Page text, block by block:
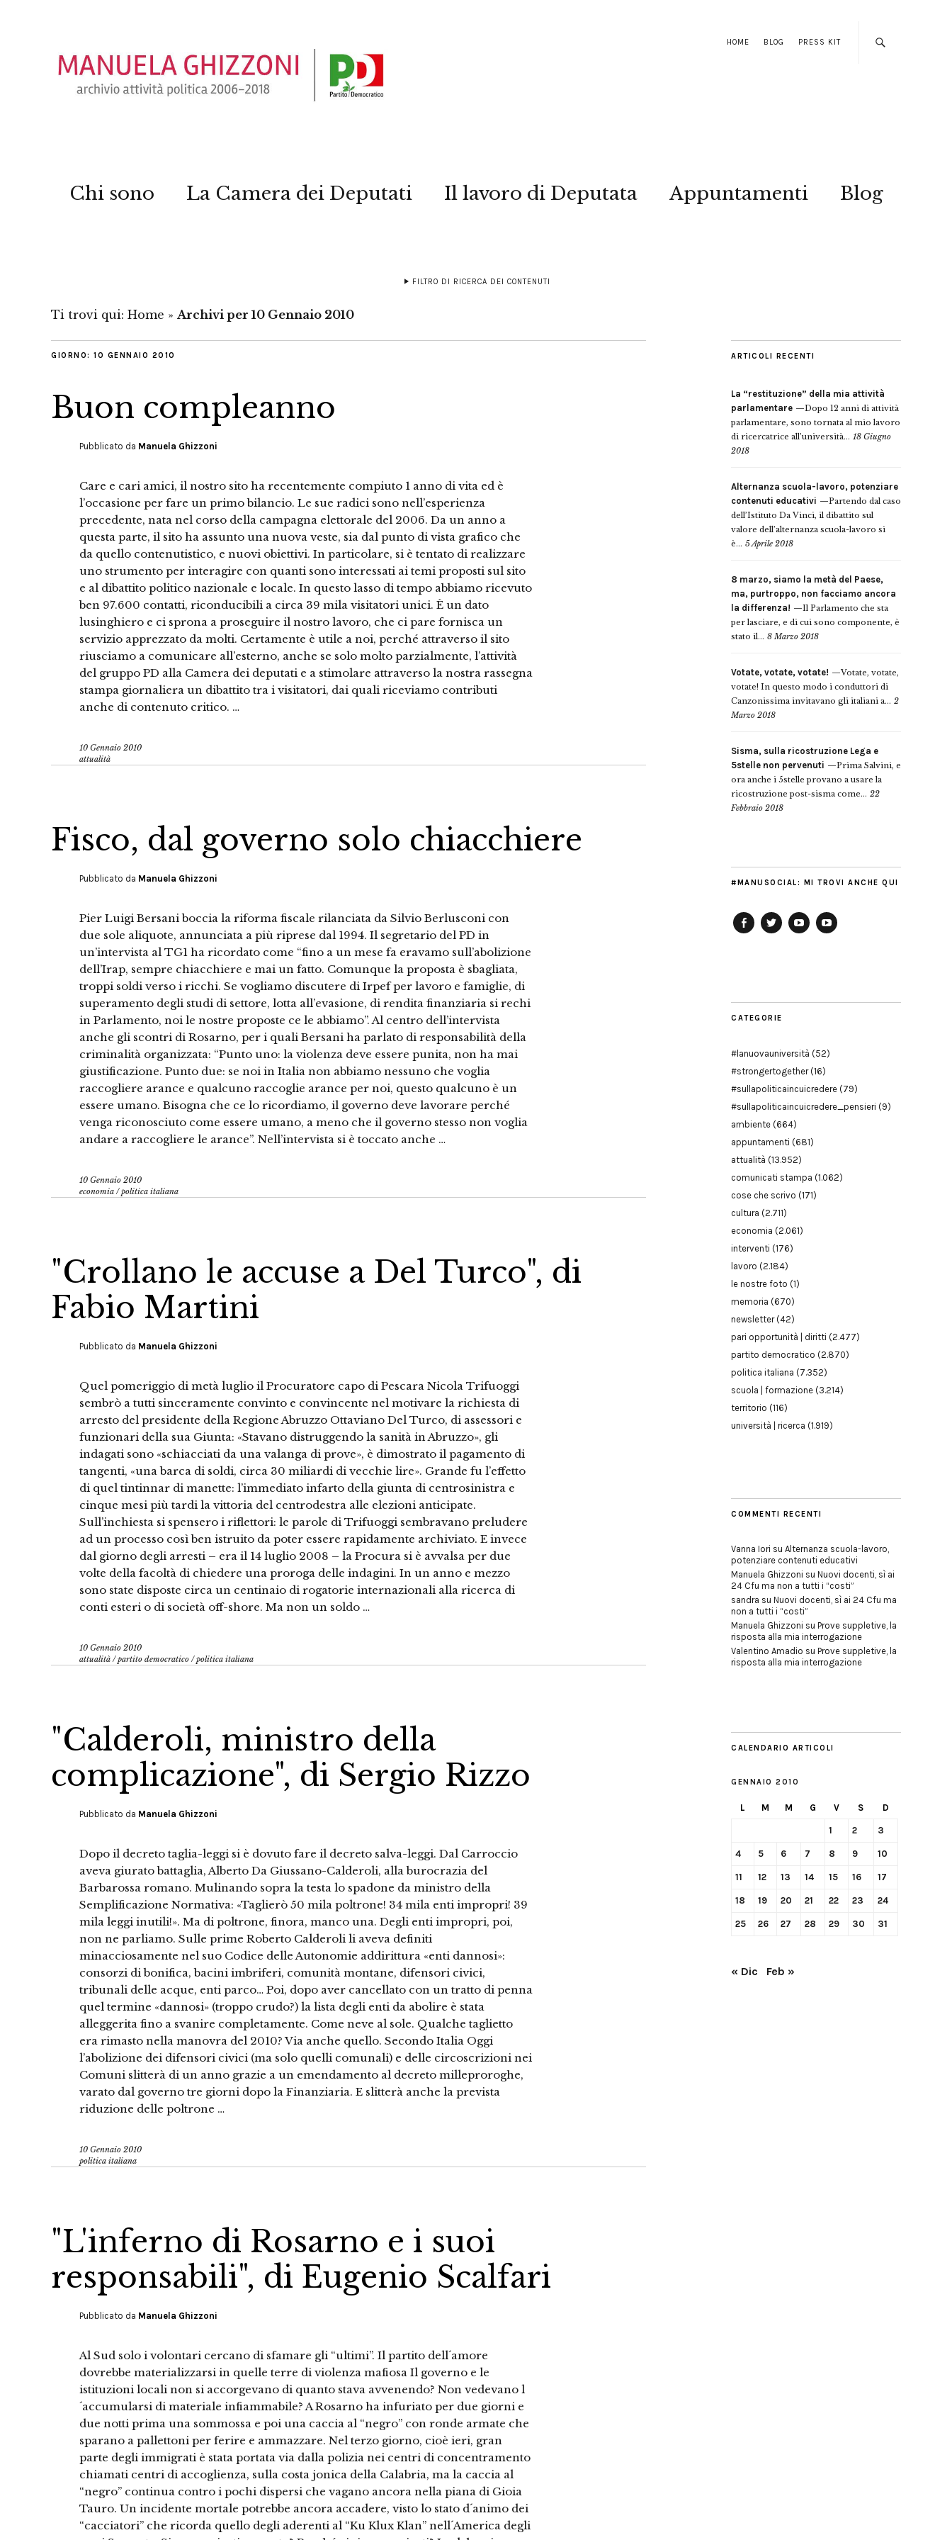
HOME BLOG PRESS KIT
Chi sono La Camera dei Deputati Il lavoro di Deputata Appuntamenti Blog
FILTRO DI RICERCA DEI CONTENUTI
Ti trovi qui: Home » Archivi per 10 Gennaio 2010
GIORNO: 10 GENNAIO 2010
Buon compleanno
Pubblicato da Manuela Ghizzoni
Care e cari amici, il nostro sito ha recentemente compiuto 1 anno di vita ed è
l’occasione per fare un primo bilancio. Le sue radici sono nell’esperienza
precedente, nata nel corso della campagna elettorale del 2006. Da un anno a
questa parte, il sito ha assunto una nuova veste, sia dal punto di vista grafico che
da quello contenutistico, e nuovi obiettivi. In particolare, si è tentato di realizzare
uno strumento per interagire con quanti sono interessati ai temi proposti sul sito
e al dibattito politico nazionale e locale. In questo lasso di tempo abbiamo ricevuto
ben 97.600 contatti, riconducibili a circa 39 mila visitatori unici. È un dato
lusinghiero e ci sprona a proseguire il nostro lavoro, che ci pare fornisca un
servizio apprezzato da molti. Certamente è utile a noi, perché attraverso il sito
riusciamo a comunicare all’esterno, anche se solo molto parzialmente, l’attività
del gruppo PD alla Camera dei deputati e a stimolare attraverso la nostra rassegna
stampa giornaliera un dibattito tra i visitatori, dai quali riceviamo contributi
anche di contenuto critico. …
10 Gennaio 2010
attualità
Fisco, dal governo solo chiacchiere
Pubblicato da Manuela Ghizzoni
Pier Luigi Bersani boccia la riforma fiscale rilanciata da Silvio Berlusconi con
due sole aliquote, annunciata a più riprese dal 1994. Il segretario del PD in
un’intervista al TG1 ha ricordato come “fino a un mese fa eravamo sull’abolizione
dell’Irap, sempre chiacchiere e mai un fatto. Comunque la proposta è sbagliata,
troppi soldi verso i ricchi. Se vogliamo discutere di Irpef per lavoro e famiglie, di
superamento degli studi di settore, lotta all’evasione, di rendita finanziaria si rechi
in Parlamento, noi le nostre proposte ce le abbiamo”. Al centro dell’intervista
anche gli scontri di Rosarno, per i quali Bersani ha parlato di responsabilità della
criminalità organizzata: “Punto uno: la violenza deve essere punita, non ha mai
giustificazione. Punto due: se noi in Italia non abbiamo nessuno che voglia
raccogliere arance e qualcuno raccoglie arance per noi, questo qualcuno è un
essere umano. Bisogna che ce lo ricordiamo, il governo deve lavorare perché
venga riconosciuto come essere umano, a meno che il governo stesso non voglia
andare a raccogliere le arance”. Nell’intervista si è toccato anche …
10 Gennaio 2010
economia /politica italiana
"Crollano le accuse a Del Turco", di
Fabio Martini
Pubblicato da Manuela Ghizzoni
Quel pomeriggio di metà luglio il Procuratore capo di Pescara Nicola Trifuoggi
sembrò a tutti sinceramente convinto e convincente nel motivare la richiesta di
arresto del presidente della Regione Abruzzo Ottaviano Del Turco, di assessori e
funzionari della sua Giunta: «Stavano distruggendo la sanità in Abruzzo», gli
indagati sono «schiacciati da una valanga di prove», è dimostrato il pagamento di
tangenti, «una barca di soldi, circa 30 miliardi di vecchie lire». Grande fu l’effetto
di quel tintinnar di manette: l’immediato infarto della giunta di centrosinistra e
cinque mesi più tardi la vittoria del centrodestra alle elezioni anticipate.
Sull’inchiesta si spensero i riflettori: le parole di Trifuoggi sembravano preludere
ad un processo così ben istruito da poter essere rapidamente archiviato. E invece
dal giorno degli arresti – era il 14 luglio 2008 – la Procura si è avvalsa per due
volte della facoltà di chiedere una proroga delle indagini. In un anno e mezzo
sono state disposte circa un centinaio di rogatorie internazionali alla ricerca di
conti esteri o di società off-shore. Ma non un soldo …
10 Gennaio 2010
attualità /partito democratico /politica italiana
"Calderoli, ministro della
complicazione", di Sergio Rizzo
Pubblicato da Manuela Ghizzoni
Dopo il decreto taglia-leggi si è dovuto fare il decreto salva-leggi. Dal Carroccio
aveva giurato battaglia, Alberto Da Giussano-Calderoli, alla burocrazia del
Barbarossa romano. Mulinando sopra la testa lo spadone da ministro della
Semplificazione Normativa: «Taglierò 50 mila poltrone! 34 mila enti impropri! 39
mila leggi inutili!». Ma di poltrone, finora, manco una. Degli enti impropri, poi,
non ne parliamo. Sulle prime Roberto Calderoli li aveva definiti
minacciosamente nel suo Codice delle Autonomie addirittura «enti dannosi»:
consorzi di bonifica, bacini imbriferi, comunità montane, difensori civici,
tribunali delle acque, enti parco… Poi, dopo aver cancellato con un tratto di penna
quel termine «dannosi» (troppo crudo?) la lista degli enti da abolire è stata
alleggerita fino a svanire completamente. Come neve al sole. Qualche taglietto
era rimasto nella manovra del 2010? Via anche quello. Secondo Italia Oggi
l’abolizione dei difensori civici (ma solo quelli comunali) e delle circoscrizioni nei
Comuni slitterà di un anno grazie a un emendamento al decreto milleproroghe,
varato dal governo tre giorni dopo la Finanziaria. E slitterà anche la prevista
riduzione delle poltrone …
10 Gennaio 2010
politica italiana
"L'inferno di Rosarno e i suoi
responsabili", di Eugenio Scalfari
Pubblicato da Manuela Ghizzoni
Al Sud solo i volontari cercano di sfamare gli “ultimi”. Il partito dell´amore
dovrebbe materializzarsi in quelle terre di violenza mafiosa Il governo e le
istituzioni locali non si accorgevano di quanto stava avvenendo? Non vedevano l
´accumularsi di materiale infiammabile? A Rosarno ha infuriato per due giorni e
due notti prima una sommossa e poi una caccia al “negro” con ronde armate che
sparano a pallettoni per ferire e ammazzare. Nel terzo giorno, cioè ieri, gran
parte degli immigrati è stata portata via dalla polizia nei centri di concentramento
chiamati centri di accoglienza, sulla costa jonica della Calabria, ma la caccia al
“negro” continua contro i pochi dispersi che vagano ancora nella piana di Gioia
Tauro. Un incidente mortale potrebbe ancora accadere, visto lo stato d´animo dei
“cacciatori” che ricorda quello degli aderenti al “Ku Klux Klan” nell´America degli
ARTICOLI RECENTI
La “restituzione” della mia attività
parlamentare
Dopo 12 anni di attività
parlamentare, sono tornata al mio lavoro
di ricercatrice all’università... 18 Giugno
2018
Alternanza scuola-lavoro, potenziare
contenuti educativi
Partendo dal caso
dell’Istituto Da Vinci, il dibattito sul
valore dell’alternanza scuola-lavoro si
è... 5 Aprile 2018
8 marzo, siamo la metà del Paese,
ma, purtroppo, non facciamo ancora
la differenza!
Il Parlamento che sta
per lasciare, e di cui sono componente, è
stato il... 8 Marzo 2018
Votate, votate, votate!
Votate, votate,
votate! In questo modo i conduttori di
Canzonissima invitavano gli italiani a... 2
Marzo 2018
Sisma, sulla ricostruzione Lega e
5stelle non pervenuti
Prima Salvini, e
ora anche i 5stelle provano a usare la
ricostruzione post-sisma come... 22
Febbraio 2018
#MANUSOCIAL: MI TROVI ANCHE QUI
CATEGORIE
#lanuovauniversità (52)
#strongertogether(16)
#sullapoliticaincuicredere (79)
#sullapoliticaincuicredere_pensieri (9)
ambiente (664)
appuntamenti (681)
attualità (13.952)
comunicati stampa (1.062)
cose che scrivo (171)
cultura (2.711)
economia (2.061)
interventi (176)
lavoro (2.184)
le nostre foto (1)
memoria (670)
newsletter(42)
pari opportunità | diritti (2.477)
partito democratico (2.870)
politica italiana (7.352)
scuola | formazione (3.214)
territorio (116)
università | ricerca (1.919)
COMMENTI RECENTI
Vanna Iori su Alternanza scuola-lavoro,
potenziare contenuti educativi
Manuela Ghizzoni su Nuovi docenti, sì ai
24 Cfu ma non a tutti i “costi”
sandra su Nuovi docenti, sì ai 24 Cfu ma
non a tutti i “costi”
Manuela Ghizzoni su Prove suppletive, la
risposta alla mia interrogazione
Valentino Amadio su Prove suppletive, la
risposta alla mia interrogazione
CALENDARIO ARTICOLI
GENNAIO 2010
L M M G V S D
1 2 3
4 5 6 7 8 9 10
11 12 13 14 15 16 17
18 19 20 21 22 23 24
25 26 27 28 29 30 31
« Dic Feb »